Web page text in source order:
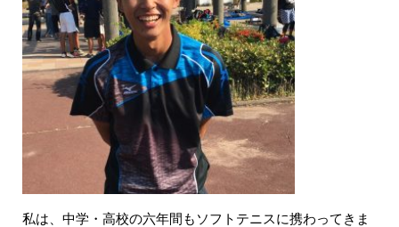
私は、中学・高校の六年間もソフトテニスに携わってきま